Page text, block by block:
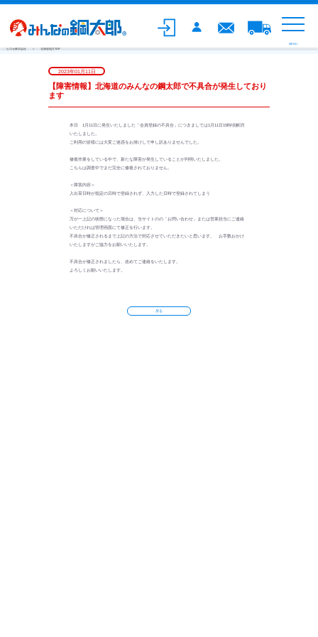
MENU
ヒロセ株式会社
北海道地方TOP
2023年01月11日
【障害情報】北海道のみんなの鋼太郎で不具合が発生しており
ます
本日 1月11日に発生いたしました「会員登録の不具合」につきましては1月11日15時頃解消
いたしました。
ご利用の皆様には大変ご迷惑をお掛けして申し訳ありませんでした。
修復作業をしている中で、新たな障害が発生していることが判明いたしました。
こちらは調査中でまだ完全に修復されておりません。
＜障害内容＞
入出荷日時が指定の日時で登録されず、入力した日時で登録されてしまう
＜対応について＞
万が一上記の状態になった場合は、当サイトのの「お問い合わせ」または営業担当にご連絡
いただければ管理画面にて修正を行います。
不具合が修正されるまで上記の方法で対応させていただきたいと思います。 お手数おかけ
いたしますがご協力をお願いいたします。
不具合が修正されましたら、改めてご連絡をいたします。
よろしくお願いいたします。
戻る